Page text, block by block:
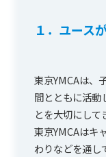
１．ユース
東京YMCAは、
間とともに活動
とを大切にして
東京YMCAはキ
わりなどを通し